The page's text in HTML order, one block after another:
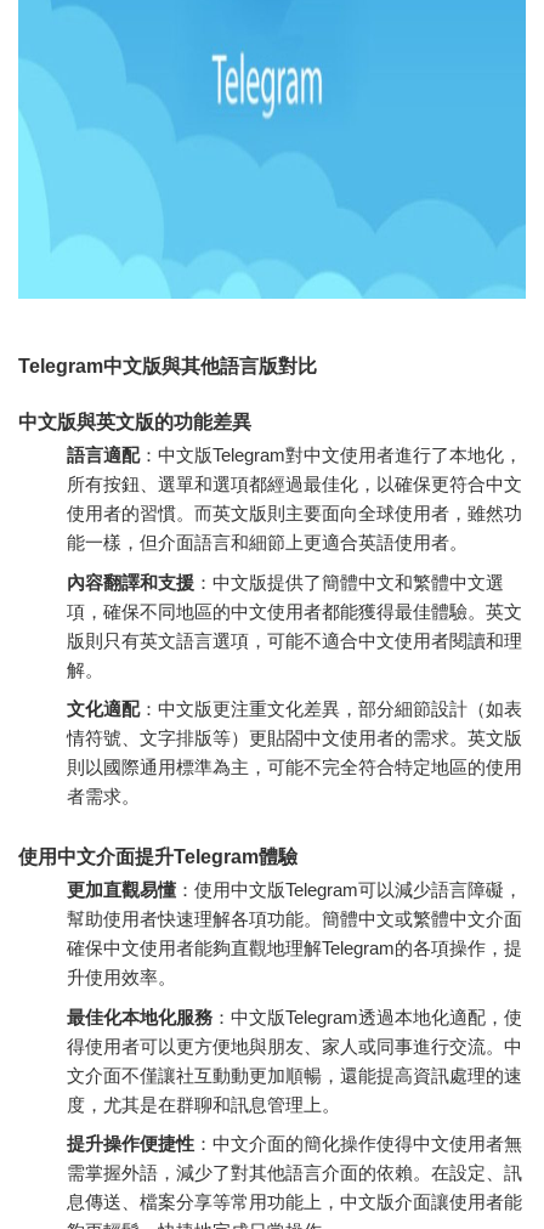
Telegram中文版與其他語言版對比
中文版與英文版的功能差異
語言適配：中文版Telegram對中文使用者進行了本地化，
所有按鈕、選單和選項都經過最佳化，以確保更符合中文
使用者的習慣。而英文版則主要面向全球使用者，雖然功
能一樣，但介面語言和細節上更適合英語使用者。
內容翻譯和支援 ：中文版提供了簡體中文和繁體中文選
項，確保不同地區的中文使用者都能獲得最佳體驗。英文
版則只有英文語言選項，可能不適合中文使用者閱讀和理
解。
文化適配：中文版更注重文化差異，部分細節設計（如表
情符號、文字排版等）更貼閤中文使用者的需求。英文版
則以國際通用標準為主，可能不完全符合特定地區的使用
者需求。
使用中文介面提升Telegram體驗
更加直觀易懂 ：使用中文版Telegram可以減少語言障礙，
幫助使用者快速理解各項功能。簡體中文或繁體中文介面
確保中文使用者能夠直觀地理解Telegram的各項操作，提
升使用效率。
最佳化本地化服務 ：中文版Telegram透過本地化適配，使
得使用者可以更方便地與朋友、家人或同事進行交流。中
文介面不僅讓社互動動更加順暢，還能提高資訊處理的速
度，尤其是在群聊和訊息管理上。
提升操作便捷性 ：中文介面的簡化操作使得中文使用者無
需掌握外語，減少了對其他語言介面的依賴。在設定、訊
息傳送、檔案分享等常用功能上，中文版介面讓使用者能